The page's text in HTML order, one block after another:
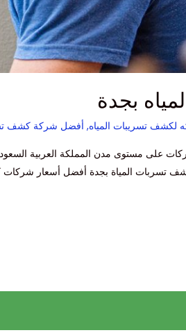
بجدة
تسريبات المياه, أفضل شركة كشف
مستوى مدن المملكة العربية السعودية
تسربات المياة بجدة أفضل أسعار